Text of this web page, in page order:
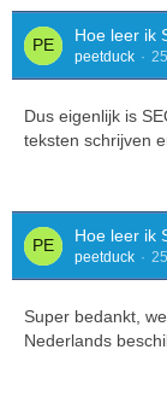
Hoe leer ik
peetduck
Dus eigenlijk is
teksten schrijven
Hoe leer ik
peetduck
Super bedankt,
Nederlands